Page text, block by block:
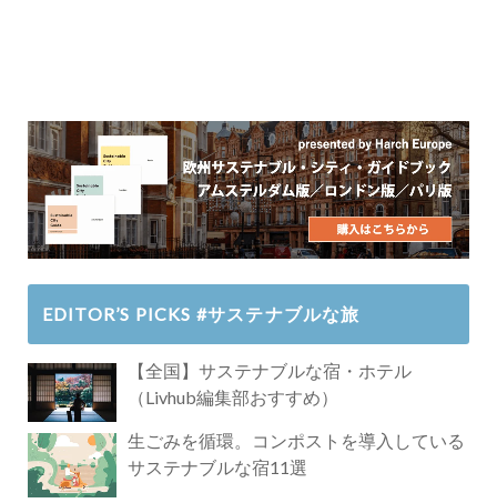
EDITOR’S PICKS #サステナブルな旅
【全国】サステナブルな宿・ホテル
（Livhub編集部おすすめ）
生ごみを循環。コンポストを導入している
サステナブルな宿11選